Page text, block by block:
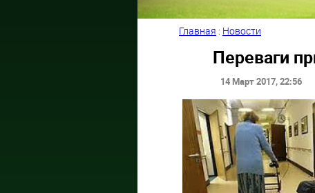
Главная : Новости
Переваги
14 Март 2017, 22:56